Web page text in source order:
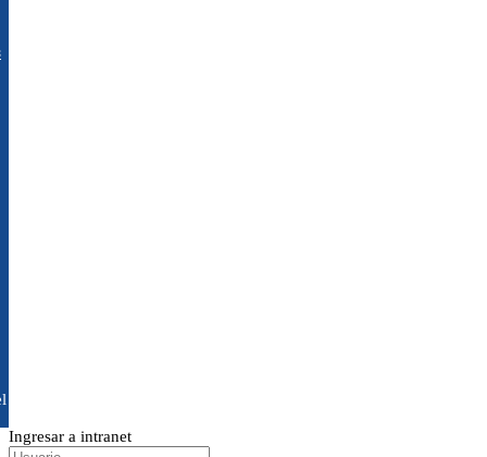
Ingresar a intranet